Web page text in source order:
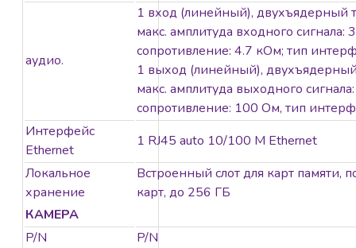
Защита от влаги
и пыли (IP67) и
антивандальная
Встроенный слот
для
microSD/SDHC/SDXC:
есть, до 256 ГБ
Встроенный
микрофон: нет.
аудио.
1 вход (линейный), двухъядерный
макс. амплитуда входного сигнала:
сопротивление: 4.7 кОм; тип
1 выход (линейный),
макс. амплитуда выходного
сопротивление: 100 Ом, тип
Интерфейс
Ethernet
1 RJ45 auto 10/100 М Ethernet
Локальное
хранение
Встроенный слот для карт памяти,
карт, до 256 ГБ
КАМЕРА
P/N
P/N